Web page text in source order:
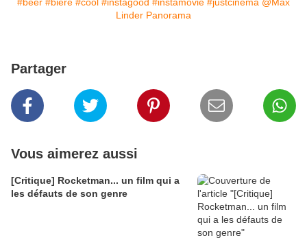
Partager
Vous aimerez aussi
[Critique] Rocketman... un film qui a
les défauts de son genre